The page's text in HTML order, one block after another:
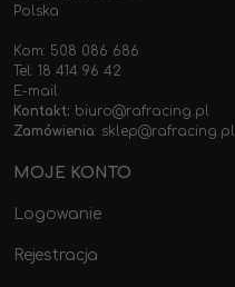
Polska
Kom: 508 086 686
Tel: 18 414 96 42
E-mail
Kontakt: biuro@rafracing.pl
Zamówienia: sklep@rafracing.pl
MOJE KONTO
Logowanie
Rejestracja